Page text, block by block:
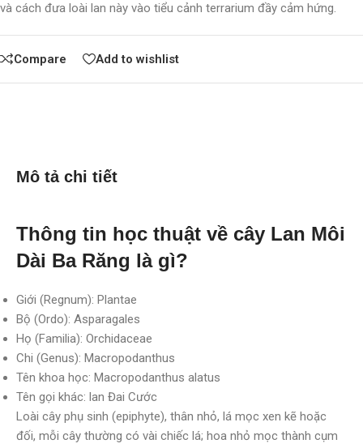
và cách đưa loài lan này vào tiểu cảnh terrarium đầy cảm hứng.
Compare Add to wishlist
Mô tả chi tiết
Thông tin học thuật về cây Lan Môi
Dài Ba Răng là gì?
Giới (Regnum): Plantae
Bộ (Ordo): Asparagales
Họ (Familia): Orchidaceae
Chi (Genus): Macropodanthus
Tên khoa học: Macropodanthus alatus
Tên gọi khác: lan Đai Cước
Loài cây phụ sinh (epiphyte), thân nhỏ, lá mọc xen kẽ hoặc
đối, mỗi cây thường có vài chiếc lá; hoa nhỏ mọc thành cụm